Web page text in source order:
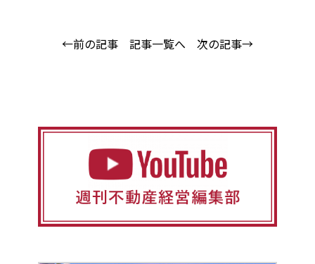
←前の記事 記事一覧へ 次の記事→